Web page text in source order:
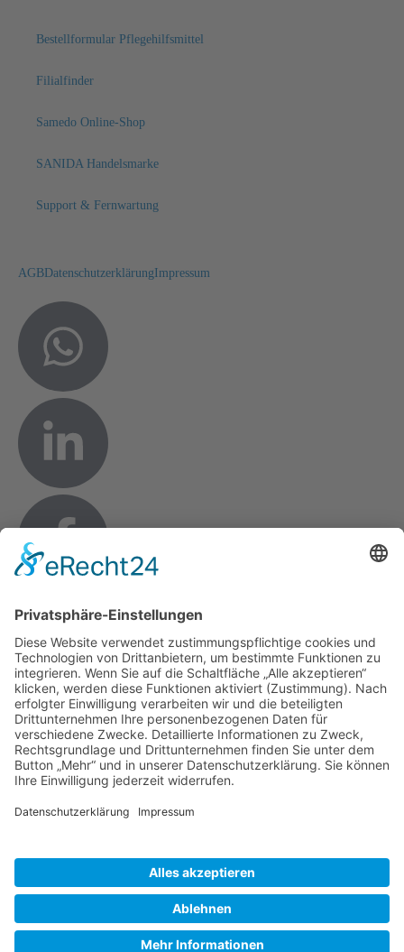
Bestellformular Pflegehilfsmittel
Filialfinder
Samedo Online-Shop
SANIDA Handelsmarke
Support & Fernwartung
AGB DatenschutzerklärungImpressum